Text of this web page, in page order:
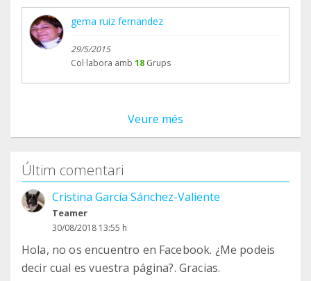
gema ruiz fernandez
29/5/2015
Col·labora amb 18 Grups
Veure més
Últim comentari
Cristina García Sánchez-Valiente
Teamer
30/08/2018 13:55 h
Hola, no os encuentro en Facebook. ¿Me podeis
decir cual es vuestra página?. Gracias.